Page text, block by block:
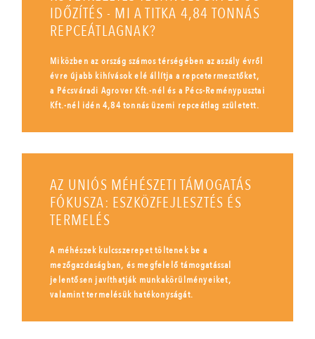
IDŐZÍTÉS - MI A TITKA 4,84 TONNÁS
REPCEÁTLAGNAK?
Miközben az ország számos térségében az aszály évről
évre újabb kihívások elé állítja a repcetermesztőket,
a Pécsváradi Agrover Kft.-nél és a Pécs-Reménypusztai
Kft.-nél idén 4,84 tonnás üzemi repceátlag született.
AZ UNIÓS MÉHÉSZETI TÁMOGATÁS
FÓKUSZA: ESZKÖZFEJLESZTÉS ÉS
TERMELÉS
A méhészek kulcsszerepet töltenek be a
mezőgazdaságban, és megfelelő támogatással
jelentősen javíthatják munkakörülményeiket,
valamint termelésük hatékonyságát.